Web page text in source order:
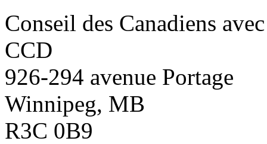
Conseil des Canadiens
CCD
926-294 avenue Portage
Winnipeg, MB
R3C 0B9